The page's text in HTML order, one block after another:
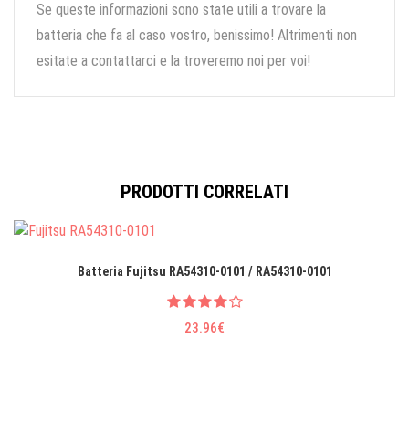
Se queste informazioni sono state utili a trovare la
batteria che fa al caso vostro, benissimo! Altrimenti non
esitate a contattarci e la troveremo noi per voi!
PRODOTTI CORRELATI
Batteria Fujitsu RA54310-0101 / RA54310-0101
23.96€